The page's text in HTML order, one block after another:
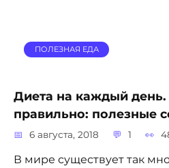
ПОЛЕЗНАЯ ЕДА
Диета на каждый день.
правильно: полезные
6 августа, 2018 1
В мире существует так